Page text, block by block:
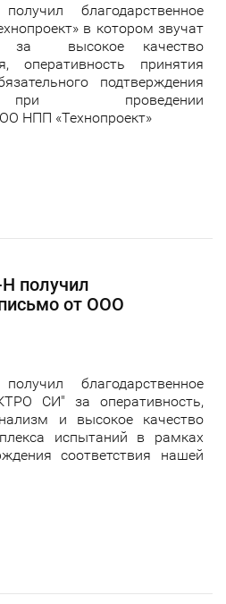
благодарственное
в котором звучат
за высокое качество
оперативность принятия
подтверждения
при проведении
НПП «Технопроект»
получил
от ООО
благодарственное
СИ" за оперативность,
и высокое качество
испытаний в рамках
соответствия нашей